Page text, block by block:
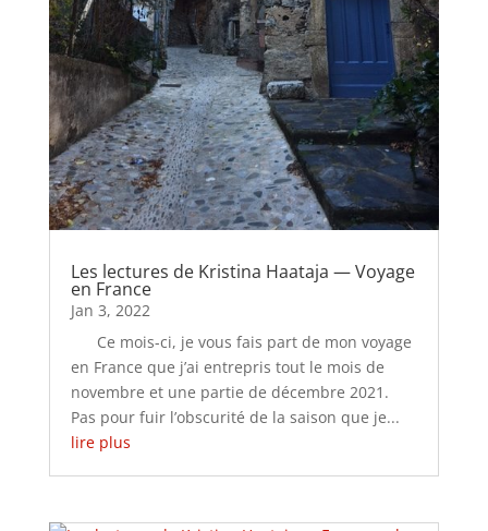
Les lectures de Kristina Haataja — Voyage
en France
Jan 3, 2022
Ce mois-ci, je vous fais part de mon voyage
en France que j’ai entrepris tout le mois de
novembre et une partie de décembre 2021.
Pas pour fuir l’obscurité de la saison que je...
lire plus